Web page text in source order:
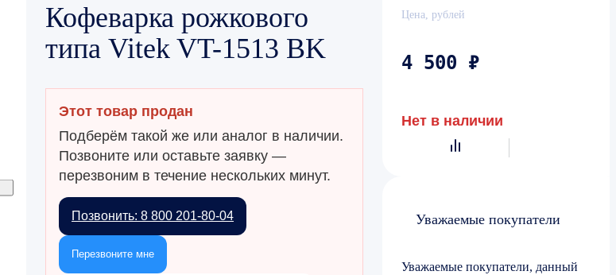
Кофеварка рожкового
типа Vitek VT-1513 BK
Этот товар продан
Подберём такой же или аналог в наличии.
Позвоните или оставьте заявку —
перезвоним в течение нескольких минут.
Позвонить: 8 800 201-80-04
Перезвоните мне
Цена, рублей
4 500 ₽
Нет в наличии
Уважаемые покупатели
Уважаемые покупатели, данный